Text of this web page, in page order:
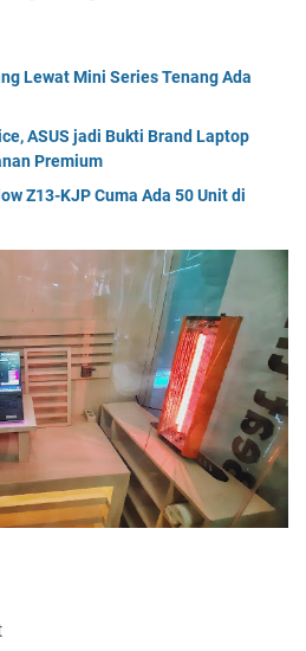
Lewat Mini Series Tenang Ada
ASUS jadi Bukti Brand Laptop
Premium
Z13-KJP Cuma Ada 50 Unit di